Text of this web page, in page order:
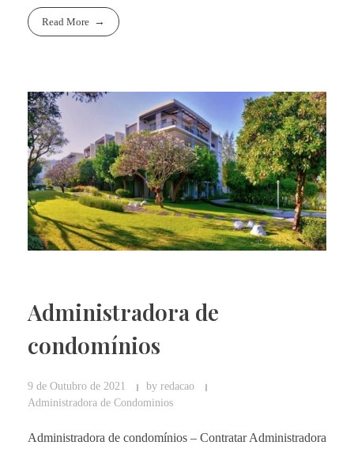
Read More
Administradora de
condomínios
9 de Outubro de 2021 by redacao
Administradora de Condominios
Administradora de condomínios – Contratar Administradora